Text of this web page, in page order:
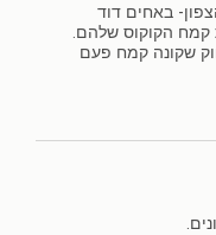
באחים דוד
קמח הקוקוס שלהם.
שקונה קמח פעם